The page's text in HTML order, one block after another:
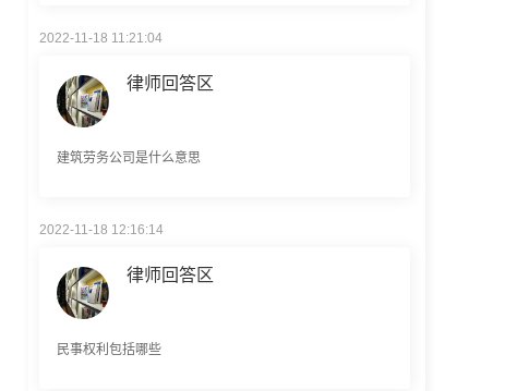
律师回答区
建筑劳务公司是什么意思
律师回答区
民事权利包括哪些